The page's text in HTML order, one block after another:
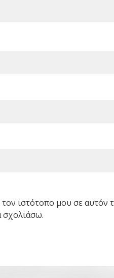
ιστότοπο μου σε αυτόν
σχολιάσω.